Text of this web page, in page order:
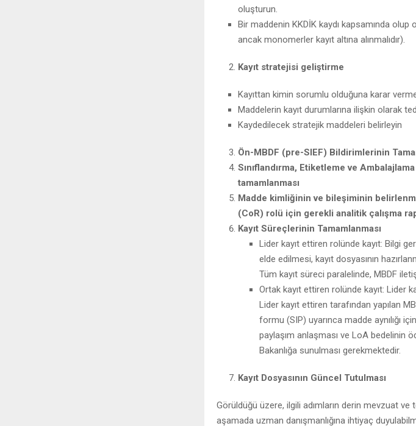
oluşturun.
Bir maddenin KKDİK kaydı kapsamında olup
ancak monomerler kayıt altına alınmalıdır).
Kayıt stratejisi geliştirme
Kayıttan kimin sorumlu olduğuna karar
Maddelerin kayıt durumlarına ilişkin olarak
Kaydedilecek stratejik maddeleri belirleyin
Ön-MBDF (pre-SIEF) Bildirimlerinin
Sınıflandırma, Etiketleme ve
tamamlanması
Madde kimliğinin ve bileşiminin
(CoR) rolü için gerekli analitik çalışma
Kayıt Süreçlerinin Tamamlanması
Lider kayıt ettiren rolünde kayıt: Bilgi
elde edilmesi, kayıt dosyasının
Tüm kayıt süreci paralelinde, MBDF
Ortak kayıt ettiren rolünde kayıt: Lider
Lider kayıt ettiren tarafından yapılan
formu (SIP) uyarınca madde aynılığı
paylaşım anlaşması ve LoA bedelinin
Bakanlığa sunulması gerekmektedir.
Kayıt Dosyasının Güncel Tutulması
Görüldüğü üzere, ilgili adımların derin mevzuat
aşamada uzman danışmanlığına ihtiyaç